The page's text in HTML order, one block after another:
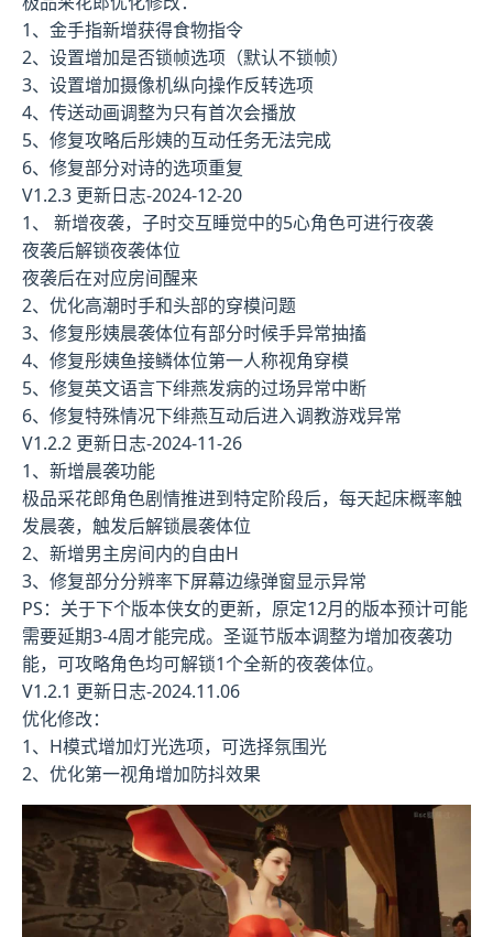
1、金手指新增获得食物指令
2、设置增加是否锁帧选项（默认不锁帧）
3、设置增加摄像机纵向操作反转选项
4、传送动画调整为只有首次会播放
5、修复攻略后彤姨的互动任务无法完成
6、修复部分对诗的选项重复
V1.2.3 更新日志-2024-12-20
1、 新增夜袭，子时交互睡觉中的5心角色可进行夜袭
夜袭后解锁夜袭体位
夜袭后在对应房间醒来
2、优化高潮时手和头部的穿模问题
3、修复彤姨晨袭体位有部分时候手异常抽搐
4、修复彤姨鱼接鳞体位第一人称视角穿模
5、修复英文语言下绯燕发病的过场异常中断
6、修复特殊情况下绯燕互动后进入调教游戏异常
V1.2.2 更新日志-2024-11-26
1、新增晨袭功能
极品采花郎角色剧情推进到特定阶段后，每天起床概率触
发晨袭，触发后解锁晨袭体位
2、新增男主房间内的自由H
3、修复部分分辨率下屏幕边缘弹窗显示异常
PS：关于下个版本侠女的更新，原定12月的版本预计可能
需要延期3-4周才能完成。圣诞节版本调整为增加夜袭功
能，可攻略角色均可解锁1个全新的夜袭体位。
V1.2.1 更新日志-2024.11.06
优化修改：
1、H模式增加灯光选项，可选择氛围光
2、优化第一视角增加防抖效果